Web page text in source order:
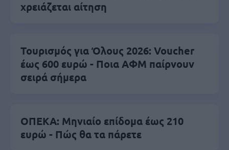
χρειάζεται αίτηση
Τουρισμός για Όλους 2026: Voucher
έως 600 ευρώ - Ποια ΑΦΜ παίρνουν
σειρά σήμερα
ΟΠΕΚΑ: Μηνιαίο επίδομα έως 210
ευρώ - Πώς θα τα πάρετε